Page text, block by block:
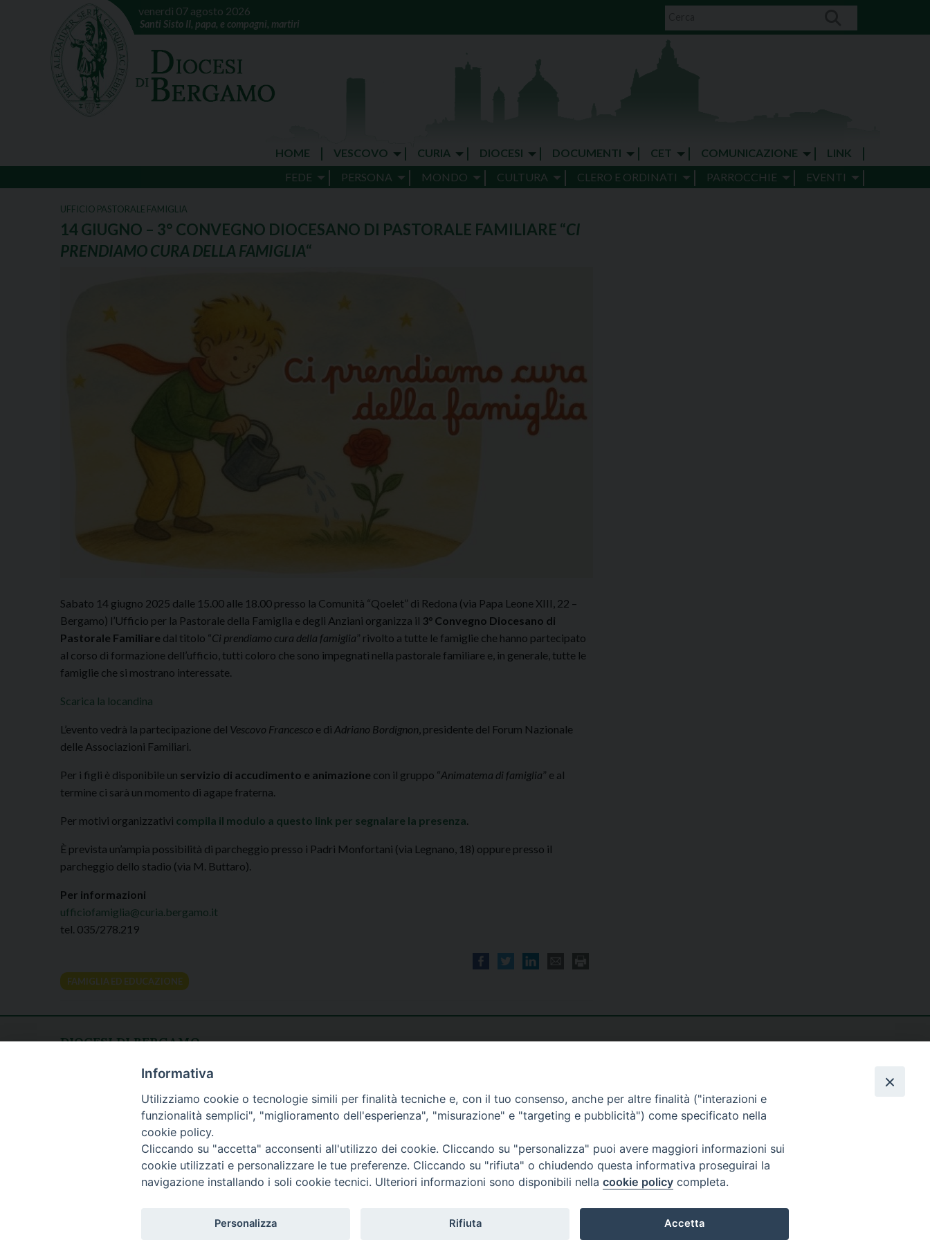
venerdì 07 agosto 2026
Santi Sisto II, papa, e compagni, martiri
HOME VESCOVO CURIA DIOCESI DOCUMENTI CET COMUNICAZIONE
LINK
FEDE
PERSONA MONDO CULTURA CLERO E ORDINATI PARROCCHIE EVENTI
UFFICIO PASTORALE FAMIGLIA
14 GIUGNO – 3° CONVEGNO DIOCESANO DI PASTORALE FAMILIARE “CI
PRENDIAMO CURA DELLA FAMIGLIA“
Sabato 14 giugno 2025 dalle 15.00 alle 18.00 presso la Comunità “Qoelet” di Redona (via Papa Leone XIII, 22 –
Bergamo) l’Ufficio per la Pastorale della Famiglia e degli Anziani organizza il 3° Convegno Diocesano di
Pastorale Familiare dal titolo “Ci prendiamo cura della famiglia” rivolto a tutte le famiglie che hanno partecipato
al corso di formazione dell’ufficio, tutti coloro che sono impegnati nella pastorale familiare e, in generale, tutte le
famiglie che si mostrano interessate.
Scarica la locandina
L’evento vedrà la partecipazione del Vescovo Francesco e di Adriano Bordignon , presidente del Forum Nazionale
delle Associazioni Familiari.
Per i figli è disponibile un servizio di accudimento e animazione con il gruppo “Animatema di famiglia” e al
termine ci sarà un momento di agape fraterna.
Per motivi organizzativi compila il modulo a questo link per segnalare la presenza.
È prevista un’ampia possibilità di parcheggio presso i Padri Monfortani (via Legnano, 18) oppure presso il
parcheggio dello stadio (via M. Buttaro).
Per informazioni
ufficiofamiglia@curia.bergamo.it
tel. 035/278.219
FAMIGLIA ED EDUCAZIONE
DIOCESI DI BERGAMO
CURIA DIOCESANA
fax: 035/278.250
Apertura al pubblico
lunedì - venerdì
h. 08.30 - 12.30
Informativa
Utilizziamo cookie o tecnologie simili per finalità tecniche e, con il tuo consenso, anche per altre finalità ("interazioni e
funzionalità semplici", "miglioramento dell'esperienza", "misurazione" e "targeting e pubblicità") come specificato nella
cookie policy.
Cliccando su "accetta" acconsenti all'utilizzo dei cookie. Cliccando su "personalizza" puoi avere maggiori informazioni sui
cookie utilizzati e personalizzare le tue preferenze. Cliccando su "rifiuta" o chiudendo questa informativa proseguirai la
navigazione installando i soli cookie tecnici. Ulteriori informazioni sono disponibili nella cookie policy completa.
Personalizza Rifiuta Accetta